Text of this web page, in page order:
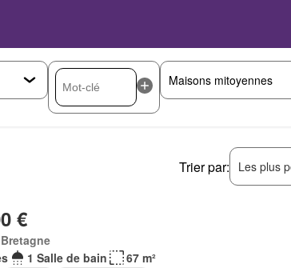
Trier par: Les plus
€
1 Salle de bain
67 m²